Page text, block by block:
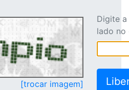
[trocar imagem]
Digite
lado no